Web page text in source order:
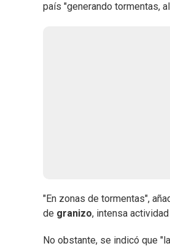
país "generando tormentas,
"En zonas de tormentas",
de granizo, intensa
No obstante, se indicó que